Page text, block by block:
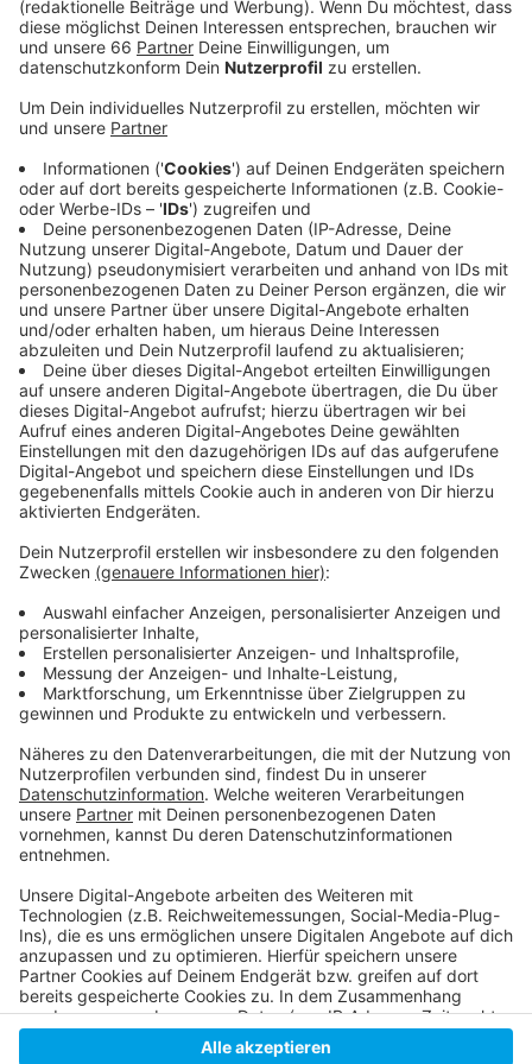
Veröffentlicht:Samstag, 14.11.2020 07:12
Bestellen können wir von unterwegs per App oder vor
Ort am Bestellterminal. Ein Roboter sucht die
Produkte dann zusammen und bringt sie nacheinander
zum Ausgabeterminal. Pro Artikel braucht er dafür rund
40 Sekunden. Kaufen können wir auch frische
Produkte für unterwegs - zum Beispiel Kaffee oder
Salate. Ab Ende November können wir in dem digitalen
Supermarkt rund um die Uhr einkaufen, so eine
Sprecherin von TYPY auf Anfrage von AD. Das soll uns
flexibler machen und in der Corona-Pandemie eine
schnelle und kontaktlose Alternative zu
Lieferdiensten bieten.
Weitere Infos
Anzeige
Anzeige
Anzeige